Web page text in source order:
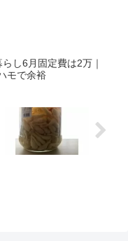
し6月固定費は2万｜
モで余裕